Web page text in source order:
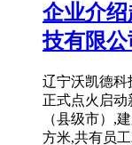
企业介
技有限公
辽宁沃凯德科
正式点火启
（县级市）,
方米,共有员